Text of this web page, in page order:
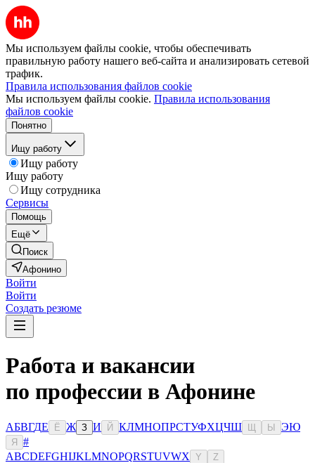
Мы используем файлы cookie, чтобы обеспечивать
правильную работу нашего веб-сайта и анализировать сетевой
трафик.
Правила использования файлов cookie
Мы используем файлы cookie. Правила использования
файлов cookie
Понятно
Ищу работу
Ищу работу
Ищу работу
Ищу сотрудника
Сервисы
Помощь
Ещё
Поиск
Афонино
Войти
Войти
Создать резюме
Работа и вакансии
по профессии в Афонине
АБВГДЕ Ё Ж З И Й КЛМНОПРСТУФХЦЧШ Ы ЭЮ
Я
#
ABCDEFGHIJKLMNOPQRSTUVWX Y Z